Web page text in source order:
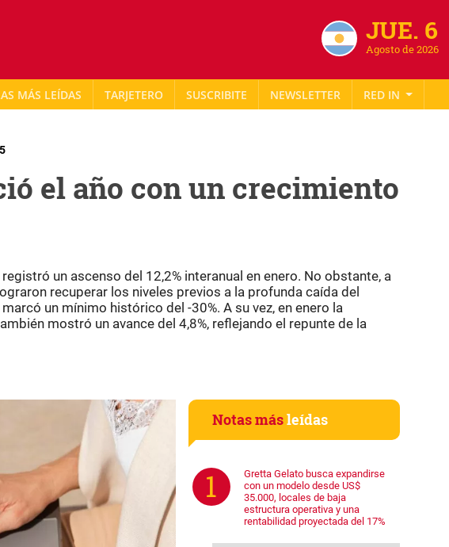
JUE. 6
Agosto de 2026
MÁS LEÍDAS TARJETERO NEWSLETTER RED IN
el año con un crecimiento
un ascenso del 12,2% interanual en enero. No obstante, a
recuperar los niveles previos a la profunda caída del
un mínimo histórico del -30%. A su vez, en enero la
mostró un avance del 4,8%, reflejando el repunte de la
Notas másleídas
Gretta Gelato busca expandirse
con un modelo desde US$
35.000, locales de baja
estructura operativa y una
rentabilidad proyectada del 17%